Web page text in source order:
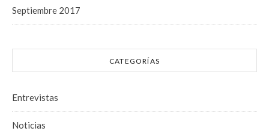
Septiembre 2017
CATEGORÍAS
Entrevistas
Noticias